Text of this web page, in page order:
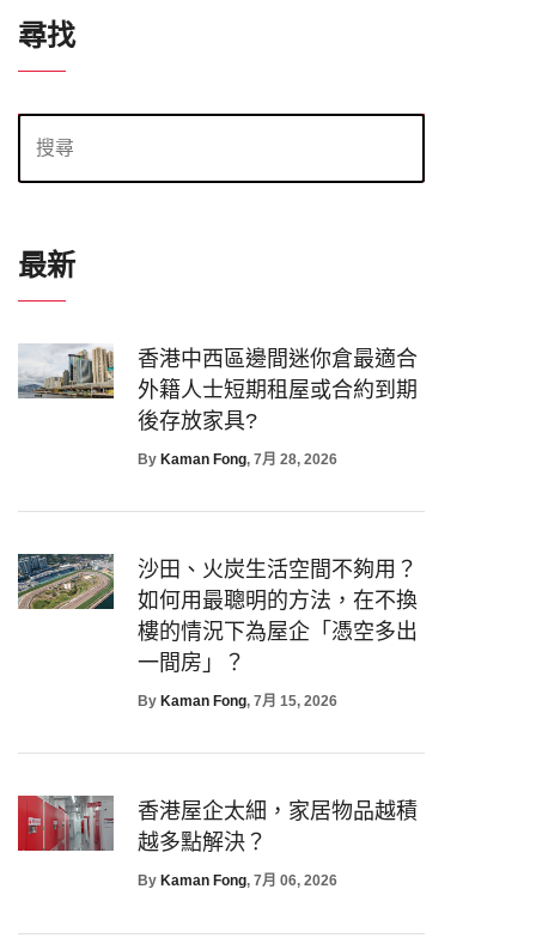
尋找
最新
香港中西區邊間迷你倉最適合
外籍人士短期租屋或合約到期
後存放家具?
By Kaman Fong, 7月 28, 2026
沙田、火炭生活空間不夠用？
如何用最聰明的方法，在不換
樓的情況下為屋企「憑空多出
一間房」？
By Kaman Fong, 7月 15, 2026
香港屋企太細，家居物品越積
越多點解決？
By Kaman Fong, 7月 06, 2026